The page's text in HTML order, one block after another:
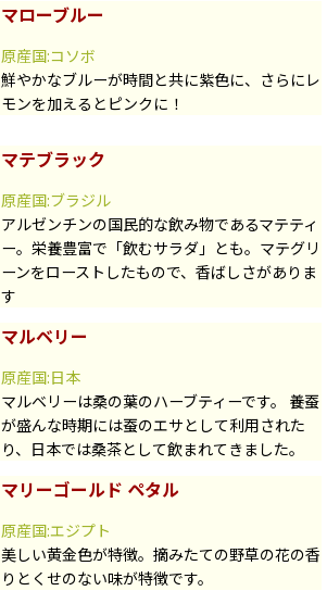
マローブルー
原産国:コソボ
鮮やかなブルーが時間と共に紫色に、さらにレ
モンを加えるとピンクに！
マテブラック
原産国:ブラジル
アルゼンチンの国民的な飲み物であるマテティ
ー。栄養豊富で「飲むサラダ」とも。マテグリ
ーンをローストしたもので、香ばしさがありま
す
マルベリー
原産国:日本
マルベリーは桑の葉のハーブティーです。 養蚕
が盛んな時期には蚕のエサとして利用された
り、日本では桑茶として飲まれてきました。
マリーゴールド ペタル
原産国:エジプト
美しい黄金色が特徴。摘みたての野草の花の香
りとくせのない味が特徴です。